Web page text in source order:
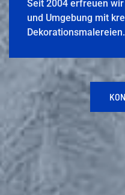
Seit 2004 erfreuen
und Umgebung mit
Dekorationsmalereien.